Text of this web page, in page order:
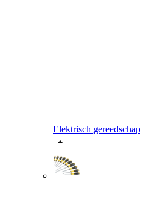
Elektrisch gereedschap